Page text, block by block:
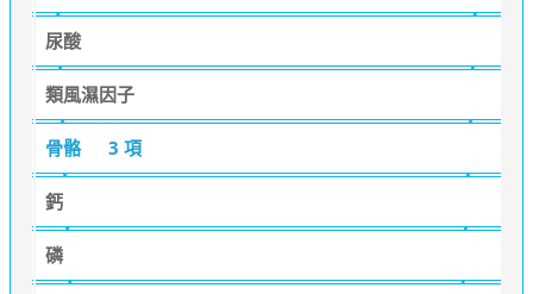
尿酸
類風濕因子
骨骼 3 項
鈣
磷